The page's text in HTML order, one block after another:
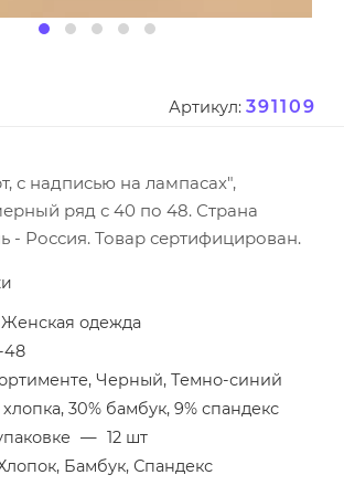
Артикул: 391109
с надписью на лампасах",
ряд с 40 по 48. Страна
- Россия. Товар сертифицирован.
Женская одежда
48
Черный, Темно-синий
хлопка, 30% бамбук, 9% спандекс
— 12 шт
Бамбук, Спандекс